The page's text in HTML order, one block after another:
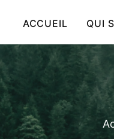
ACCUEIL QUI